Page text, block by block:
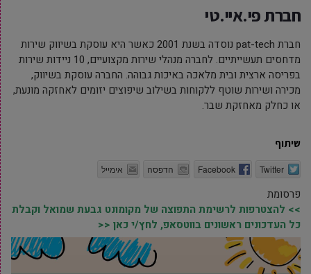
חברת פי.איי.טי
חברת pat-tech נוסדה בשנת 2001 כאשר היא עוסקת בשיווק שירות
מדחסים תעשייתיים. לחברה מנהלי שירות מקצועיים, 10 ניידות שירות
בפריסה ארצית ובית מלאכה באיכות גבוהה. החברה עוסקת בשיווק,
מכירה ושירות שוטף ללקוחות בשילוב שיפוצים יזומים לאחזקה מונעת,
או כחלק מאחזקת שבר.
שיתוף
Twitter
Facebook הדפסה אימייל
פרסומת
>> להצטרפות לרשימת התפוצה של מקומונט גבעת שמואל וקבלת
כל העדכונים ראשונים בווטסאפ, לחץ/י כאן <<